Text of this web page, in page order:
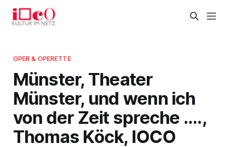
OPER & OPERETTE
Münster, Theater
Münster, und wenn ich
von der Zeit spreche ....,
Thomas Köck, IOCO